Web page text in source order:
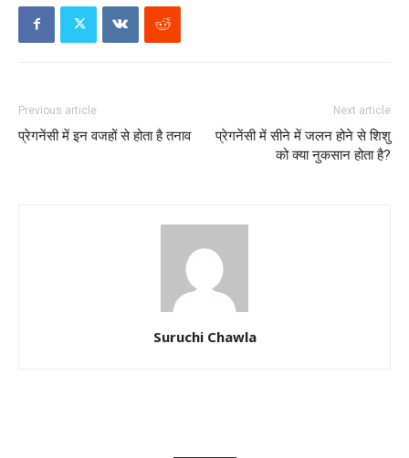
Previous article
प्रेगनेंसी में इन वजहों से होता है तनाव
Next article
प्रेगनेंसी में सीने में जलन होने से शिशु
को क्या नुकसान होता है?
Suruchi Chawla